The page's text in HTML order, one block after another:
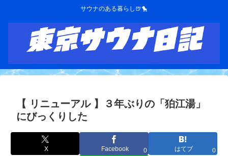
サウナのある暮らし🍺🐤
【 リニューアル 】３年ぶりの「狛江湯」
にびっくりした
X Facebook 0 はてブ 0